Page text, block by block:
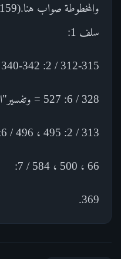
سلف 1:
312-315 / 2: 340-342 ، 455 / 3:
328 / 6: 527 = وتفسير"الضلالة" 1: 195 ،
313 / 2: 495 ، 496 / 6:
66 ، 500 ، 584 / 7:
369.